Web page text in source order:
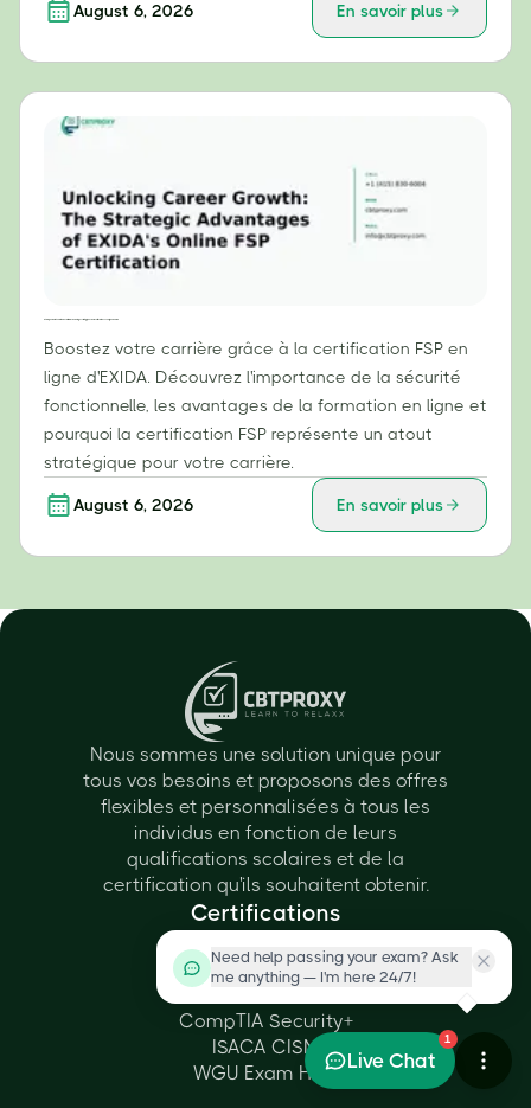
August 6, 2026 En savoir plus
Boostez votre carrière grâce à la certification FSP en
ligne d'EXIDA. Découvrez l'importance de la sécurité
fonctionnelle, les avantages de la formation en ligne et
pourquoi la certification FSP représente un atout
stratégique pour votre carrière.
August 6, 2026 En savoir plus
Nous sommes une solution unique pour
tous vos besoins et proposons des offres
flexibles et personnalisées à tous les
individus en fonction de leurs
qualifications scolaires et de la
certification qu'ils souhaitent obtenir.
Certifications
PMI PMP
CompTIA Security+
ISACA CISM
WGU Exam Help
Need help passing your exam? Ask
me anything — I'm here 24/7!
1
Live Chat